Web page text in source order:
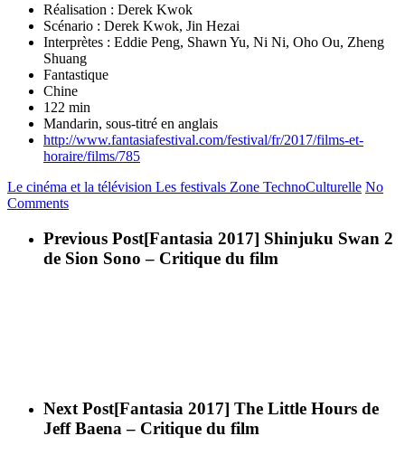
Réalisation : Derek Kwok
Scénario : Derek Kwok, Jin Hezai
Interprètes : Eddie Peng, Shawn Yu, Ni Ni, Oho Ou, Zheng
Shuang
Fantastique
Chine
122 min
Mandarin, sous-titré en anglais
http://www.fantasiafestival.com/festival/fr/2017/films-et-
horaire/films/785
Le cinéma et la télévision Les festivals Zone TechnoCulturelle No
Comments
Previous Post[Fantasia 2017] Shinjuku Swan 2
de Sion Sono – Critique du film
Next Post[Fantasia 2017] The Little Hours de
Jeff Baena – Critique du film